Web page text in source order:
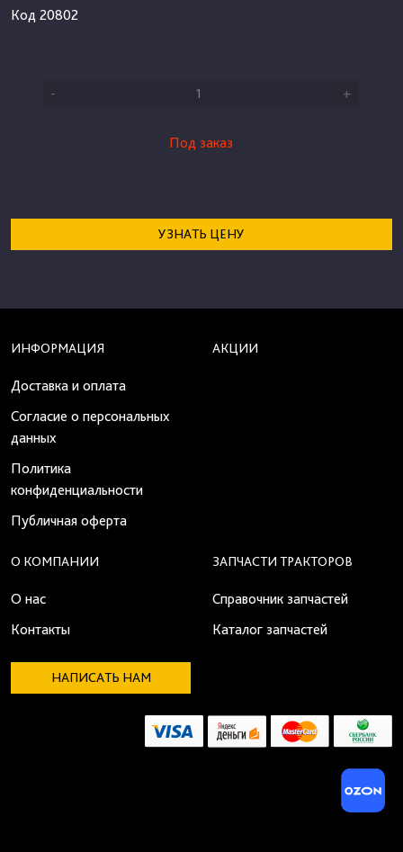
Код 20802
- +
Под заказ
УЗНАТЬ ЦЕНУ
ИНФОРМАЦИЯ
Доставка и оплата
Согласие о персональных
данных
Политика
конфиденциальности
Публичная оферта
АКЦИИ
О КОМПАНИИ
О нас
Контакты
ЗАПЧАСТИ ТРАКТОРОВ
Справочник запчастей
Каталог запчастей
НАПИСАТЬ НАМ